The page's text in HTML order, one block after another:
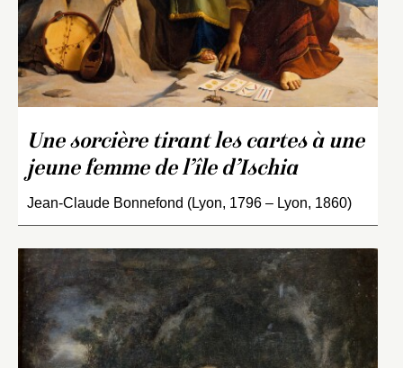
Une sorcière tirant les cartes à une
jeune femme de l’île d’Ischia
Jean-Claude Bonnefond (Lyon, 1796 – Lyon, 1860)